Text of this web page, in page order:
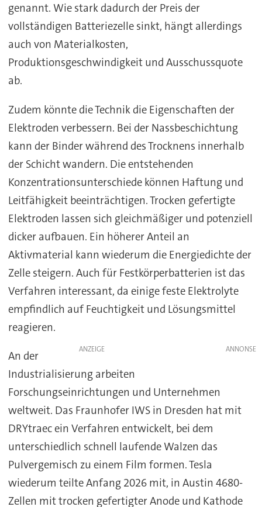
genannt. Wie stark dadurch der Preis der
vollständigen Batteriezelle sinkt, hängt allerdings
auch von Materialkosten,
Produktionsgeschwindigkeit und Ausschussquote
ab.
Zudem könnte die Technik die Eigenschaften der
Elektroden verbessern. Bei der Nassbeschichtung
kann der Binder während des Trocknens innerhalb
der Schicht wandern. Die entstehenden
Konzentrationsunterschiede können Haftung und
Leitfähigkeit beeinträchtigen. Trocken gefertigte
Elektroden lassen sich gleichmäßiger und potenziell
dicker aufbauen. Ein höherer Anteil an
Aktivmaterial kann wiederum die Energiedichte der
Zelle steigern. Auch für Festkörperbatterien ist das
Verfahren interessant, da einige feste Elektrolyte
empfindlich auf Feuchtigkeit und Lösungsmittel
reagieren.
ANZEIGE
An der
Industrialisierung arbeiten
Forschungseinrichtungen und Unternehmen
weltweit. Das Fraunhofer IWS in Dresden hat mit
DRYtraec ein Verfahren entwickelt, bei dem
unterschiedlich schnell laufende Walzen das
Pulvergemisch zu einem Film formen. Tesla
wiederum teilte Anfang 2026 mit, in Austin 4680-
Zellen mit trocken gefertigter Anode und Kathode